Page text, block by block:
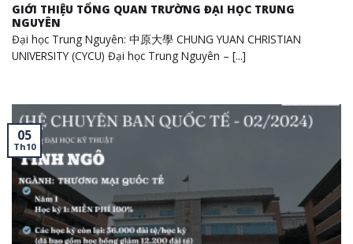
GIỚI THIỆU TỔNG QUAN TRƯỜNG ĐẠI HỌC TRUNG
NGUYÊN
Đại học Trung Nguyên: 中原大學 CHUNG YUAN CHRISTIAN
UNIVERSITY (CYCU) Đại học Trung Nguyên – [...]
05
Th10